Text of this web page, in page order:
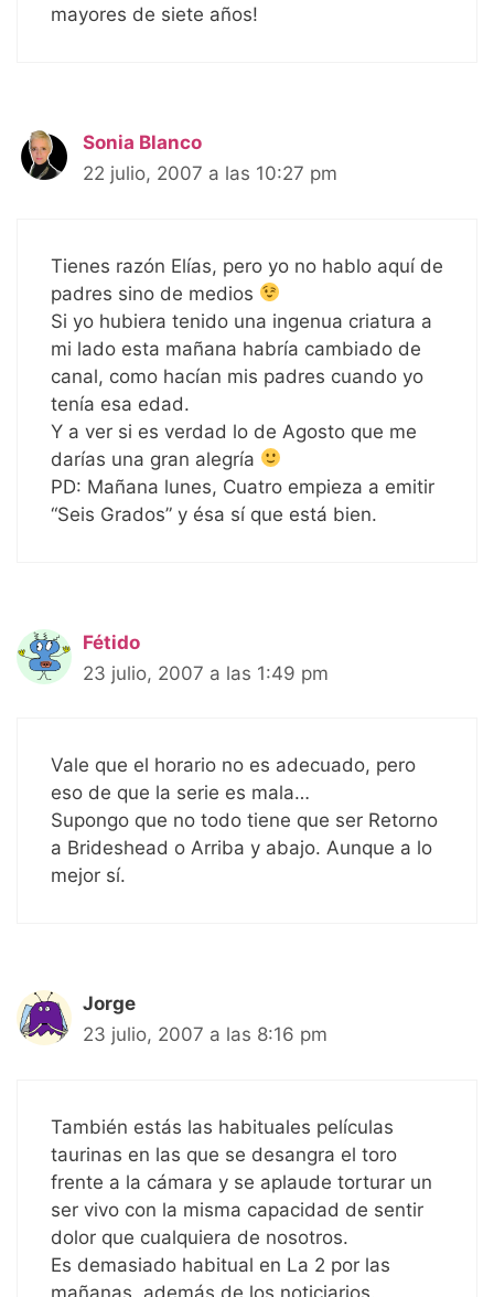
mayores de siete años!
Sonia Blanco
22 julio, 2007 a las 10:27 pm
Tienes razón Elías, pero yo no hablo aquí de
padres sino de medios
Si yo hubiera tenido una ingenua criatura a
mi lado esta mañana habría cambiado de
canal, como hacían mis padres cuando yo
tenía esa edad.
Y a ver si es verdad lo de Agosto que me
darías una gran alegría
PD: Mañana lunes, Cuatro empieza a emitir
“Seis Grados” y ésa sí que está bien.
Fétido
23 julio, 2007 a las 1:49 pm
Vale que el horario no es adecuado, pero
eso de que la serie es mala…
Supongo que no todo tiene que ser Retorno
a Brideshead o Arriba y abajo. Aunque a lo
mejor sí.
Jorge
23 julio, 2007 a las 8:16 pm
También estás las habituales películas
taurinas en las que se desangra el toro
frente a la cámara y se aplaude torturar un
ser vivo con la misma capacidad de sentir
dolor que cualquiera de nosotros.
Es demasiado habitual en La 2 por las
mañanas, además de los noticiarios.